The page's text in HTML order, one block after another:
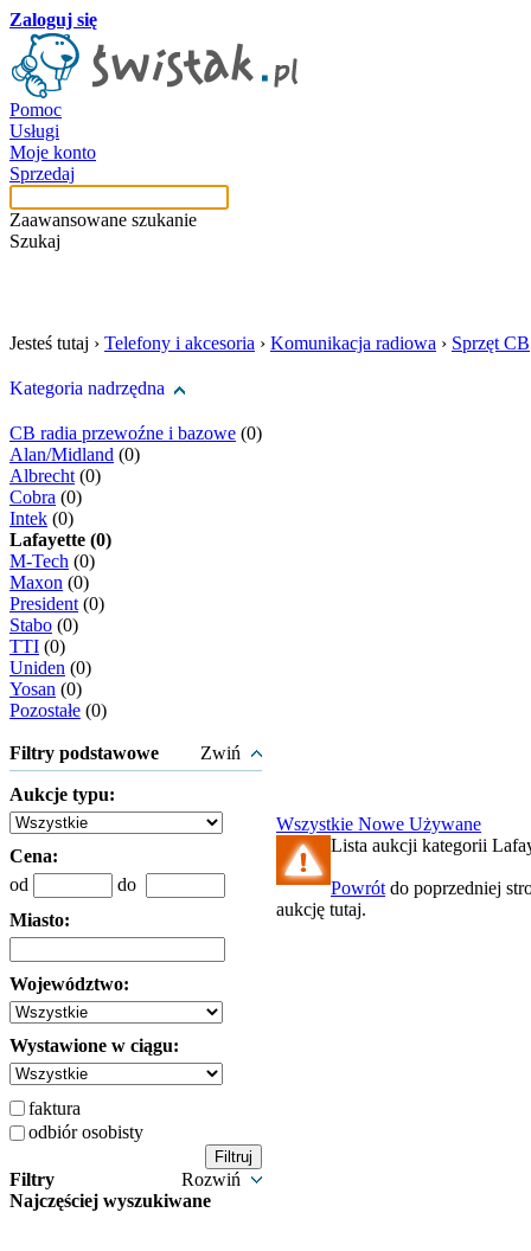
Zaloguj się
Pomoc
Usługi
Moje konto
Sprzedaj
Zaawansowane szukanie
Szukaj
Jesteś tutaj › Telefony i akcesoria › Komunikacja radiowa › Sprzęt CB
Kategoria nadrzędna
CB radia przewoźne i bazowe (0)
Alan/Midland (0)
Albrecht (0)
Cobra (0)
Intek (0)
Lafayette (0)
M-Tech (0)
Maxon (0)
President (0)
Stabo (0)
TTI (0)
Uniden (0)
Yosan (0)
Pozostałe (0)
Filtry podstawowe Zwiń
Aukcje typu:
Cena:
od
do
Miasto:
Województwo:
Wystawione w ciągu:
faktura
odbiór osobisty
Filtry
Rozwiń
Najczęściej wyszukiwane
Wszystkie Nowe Używane
Lista aukcji kategorii
Powrót do poprzedniej
aukcję tutaj.